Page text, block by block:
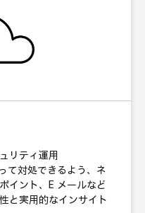
リティ運用
て対処できるよう、ネ
イント、E メールなど
と実用的なインサイト